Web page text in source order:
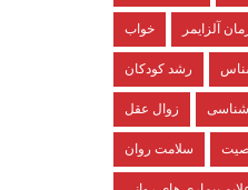
خواب آلزایمر
رشد کودکان
زوال عقل شناسی
سلامت روان